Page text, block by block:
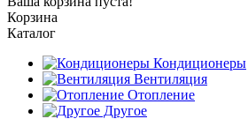
Корзина
Каталог
Кондиционеры
Вентиляция
Отопление
Другое